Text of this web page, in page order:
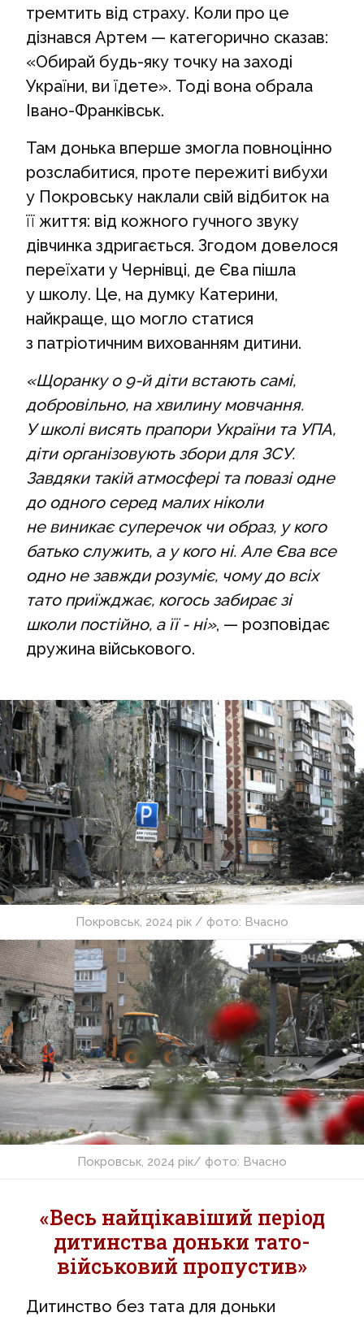
тремтить від страху. Коли про це
дізнався Артем — категорично сказав:
«Обирай будь-яку точку на заході
України, ви їдете». Тоді вона обрала
Івано-Франківськ.
Там донька вперше змогла повноцінно
розслабитися, проте пережиті вибухи
у Покровську наклали свій відбиток на
її життя: від кожного гучного звуку
дівчинка здригається. Згодом довелося
переїхати у Чернівці, де Єва пішла
у школу. Це, на думку Катерини,
найкраще, що могло статися
з патріотичним вихованням дитини.
«Щоранку о 9-й діти встають самі,
добровільно, на хвилину мовчання.
У школі висять прапори України та УПА,
діти організовують збори для ЗСУ.
Завдяки такій атмосфері та повазі одне
до одного серед малих ніколи
не виникає суперечок чи образ, у кого
батько служить, а у кого ні. Але Єва все
одно не завжди розуміє, чому до всіх
тато приїжджає, когось забирає зі
школи постійно, а її - ні», — розповідає
дружина військового.
Покровськ, 2024 рік / фото: Вчасно
Покровськ, 2024 рік/ фото: Вчасно
«Весь найцікавіший період
дитинства доньки тато-
військовий пропустив»
Дитинство без тата для доньки